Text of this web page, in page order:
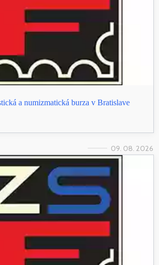
a numizmatická burza v Bratislave
09. 08. 2026